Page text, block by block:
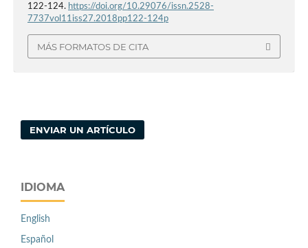
122-124. https://doi.org/10.29076/issn.2528-
7737vol11iss27.2018pp122-124p
MÁS FORMATOS DE CITA
ENVIAR UN ARTÍCULO
IDIOMA
English
Español